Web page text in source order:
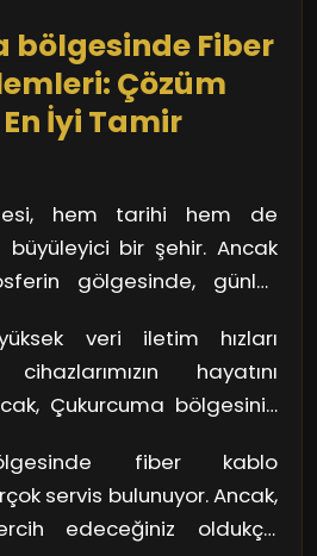
uzatmak mümkündür.
bölgesinde Fiber
Çözüm
İyi Tamir
hem tarihi hem de
büyüleyici bir şehir. Ancak
gölgesinde, günlük
sorunlar,
bezdiriyor. Fiber kablo
evde veya ofiste
en can sıkıcı
Peki, bu sorunlarla başa
ne?
veri iletim hızları
hayatını
Çukurcuma bölgesinin
neden olabiliyor.
malzemeleri, yanlış
doğal afetler, sıkça
fiber kablo
servis bulunuyor. Ancak,
edeceğiniz oldukça